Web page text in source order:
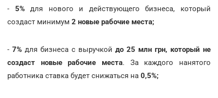
- 5%для нового и действующего бизнеса, который
создаст минимум 2 новые рабочие места;
- 7% для бизнеса с выручкой до 25 млн грн, который не
создаст новые рабочие места. За каждого нанятого
работника ставка будет снижаться на 0,5%;